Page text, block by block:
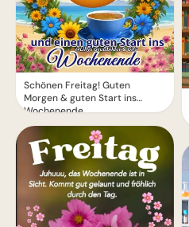
Schönen Freitag! Guten
Morgen & guten Start ins
Wochenende